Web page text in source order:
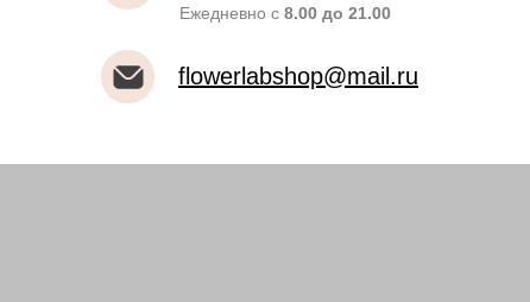
Ежедневно с 8.00 до 21.00
flowerlabshop@mail.ru